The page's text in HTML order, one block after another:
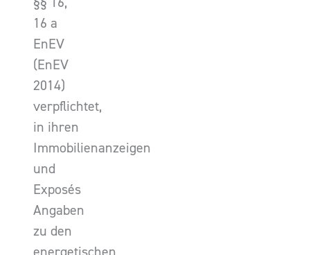
16 a
EnEV
(EnEV
2014)
verpflichtet,
in ihren
Immobilienanzeigen
und
Exposés
Angaben
zu den